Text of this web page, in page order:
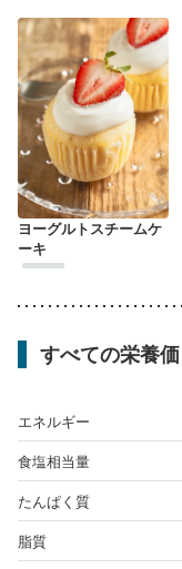
ヨーグルトスチームケ
ーキ
すべての栄養価
エネルギー
食塩相当量
たんぱく質
脂質